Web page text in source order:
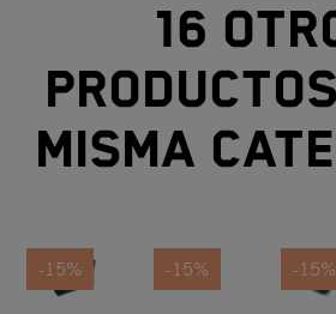
16
misma
-15% -15% -15%